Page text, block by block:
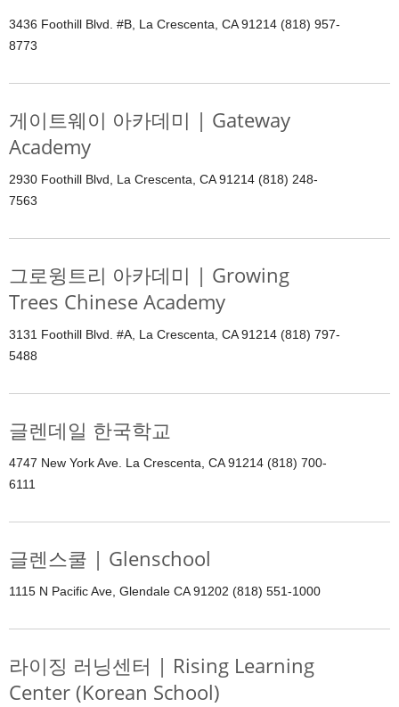
3436 Foothill Blvd. #B, La Crescenta, CA 91214 (818) 957-
8773
게이트웨이 아카데미 | Gateway
Academy
2930 Foothill Blvd, La Crescenta, CA 91214 (818) 248-
7563
그로윙트리 아카데미 | Growing
Trees Chinese Academy
3131 Foothill Blvd. #A, La Crescenta, CA 91214 (818) 797-
5488
글렌데일 한국학교
4747 New York Ave. La Crescenta, CA 91214 (818) 700-
6111
글렌스쿨 | Glenschool
1115 N Pacific Ave, Glendale CA 91202 (818) 551-1000
라이징 러닝센터 | Rising Learning
Center (Korean School)